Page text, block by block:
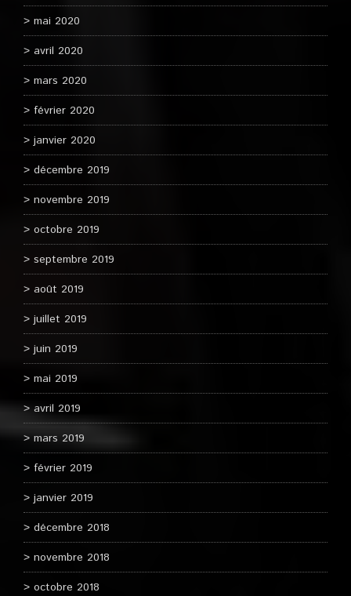
mai 2020
avril 2020
mars 2020
février 2020
janvier 2020
décembre 2019
novembre 2019
octobre 2019
septembre 2019
août 2019
juillet 2019
juin 2019
mai 2019
avril 2019
mars 2019
février 2019
janvier 2019
décembre 2018
novembre 2018
octobre 2018